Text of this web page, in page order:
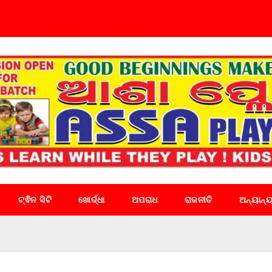
ଟ୍ଵିନ ସିଟି ଖୋର୍ଦ୍ଧା ଅପରାଧ ରାଜନୀତି